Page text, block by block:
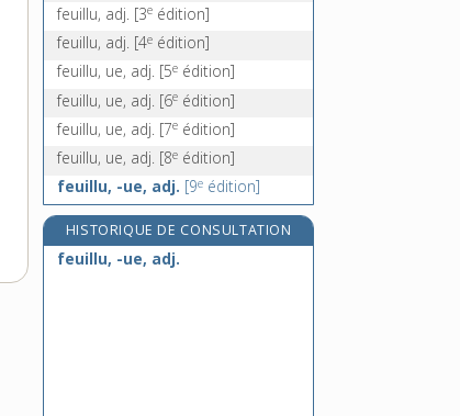
feutrer, v. tr. et intr. ou pron.
feuillu, adj. [3e édition]
feuillu, adj. [4e édition]
feuillu, ue, adj. [5e édition]
feuillu, ue, adj. [6e édition]
feuillu, ue, adj. [7e édition]
feuillu, ue, adj. [8e édition]
feuillu, -ue, adj. [9e édition]
HISTORIQUE DE CONSULTATION
feuillu, -ue, adj.